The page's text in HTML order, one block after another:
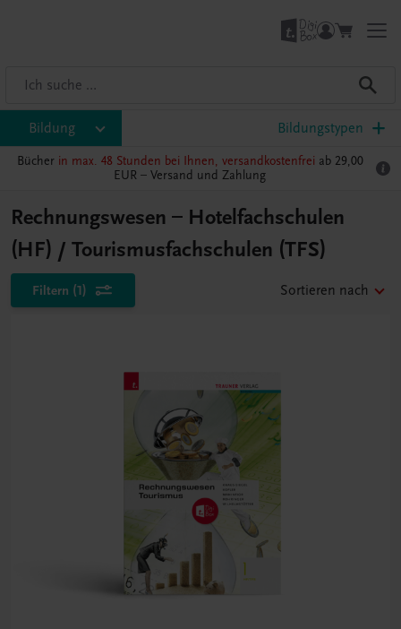
Bildung Bildungstypen
Bücher in max. 48 Stunden bei Ihnen, versandkostenfrei ab 29,00
EUR – Versand und Zahlung
Rechnungswesen – Hotelfachschulen
(HF) / Tourismusfachschulen (TFS)
Filtern (1) Sortieren nach